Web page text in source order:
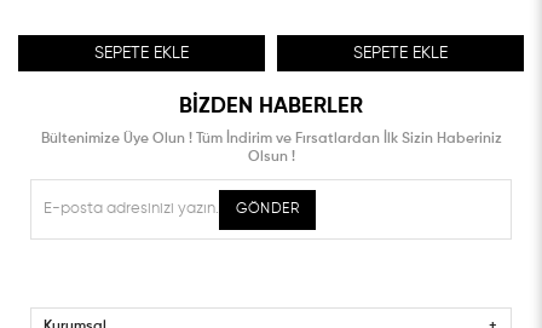
SEPETE EKLE SEPETE EKLE
BIZDEN HABERLER
Bültenimize Üye Olun ! Tüm İndirim ve Fırsatlardan İlk Sizin Haberiniz
Olsun !
GÖNDER